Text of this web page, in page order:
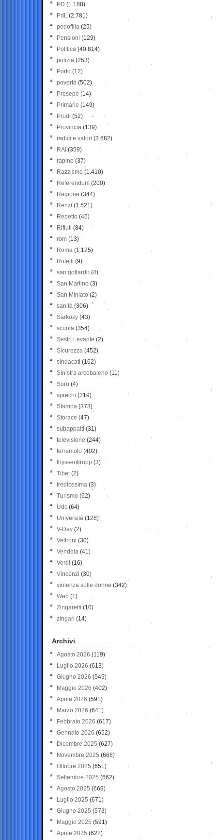
PD (1.188)
PdL (2.781)
pedofilia (25)
Pensioni (129)
Politica (40.814)
polizia (253)
Porto (12)
povertà (502)
Presepe (14)
Primarie (149)
Prodi (52)
Provincia (139)
radici e valori (3.682)
RAI (359)
rapine (37)
Razzismo (1.410)
Referendum (200)
Regione (344)
Renzi (1.521)
Repetto (46)
Rifiuti (84)
rom (13)
Roma (1.125)
Rutelli (9)
san gottardo (4)
San Martino (3)
San Miniato (2)
sanità (306)
Sarkozy (43)
scuola (354)
Sestri Levante (2)
Sicurezza (452)
sindacati (162)
Sinistra arcobaleno (11)
Soru (4)
sprechi (319)
Stampa (373)
Storace (47)
subappalti (31)
televisione(244)
terremoto (402)
thyssenkrupp (3)
Tibet(2)
tredicesima (3)
Turismo (62)
Udc (64)
Università (128)
V-Day (2)
Veltroni (30)
Vendola (41)
Verdi (16)
Vincenzi (30)
violenza sulle donne (342)
Web (1)
Zingaretti (10)
zingari (14)
Archivi
Agosto 2026 (119)
Luglio 2026 (613)
Giugno 2026 (545)
Maggio 2026 (402)
Aprile 2026 (591)
Marzo 2026 (641)
Febbraio 2026 (617)
Gennaio 2026 (652)
Dicembre 2025 (627)
Novembre 2025 (668)
Ottobre 2025 (651)
Settembre 2025 (662)
Agosto 2025 (669)
Luglio 2025 (671)
Giugno 2025 (573)
Maggio 2025 (591)
Aprile 2025 (622)